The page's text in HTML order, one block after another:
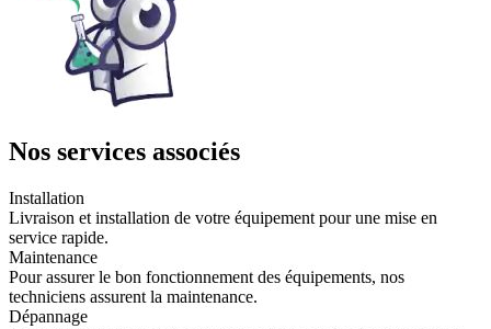
Nos services associés
Installation
Livraison et installation de votre équipement pour une mise en
service rapide.
Maintenance
Pour assurer le bon fonctionnement des équipements, nos
techniciens assurent la maintenance.
Dépannage